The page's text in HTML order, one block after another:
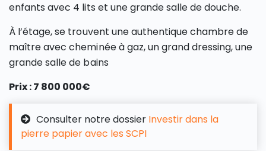
enfants avec 4 lits et une grande salle de douche.
À l’étage, se trouvent une authentique chambre de
maître avec cheminée à gaz, un grand dressing, une
grande salle de bains
Prix : 7 800 000€
Consulter notre dossier Investir dans la
pierre papier avec les SCPI